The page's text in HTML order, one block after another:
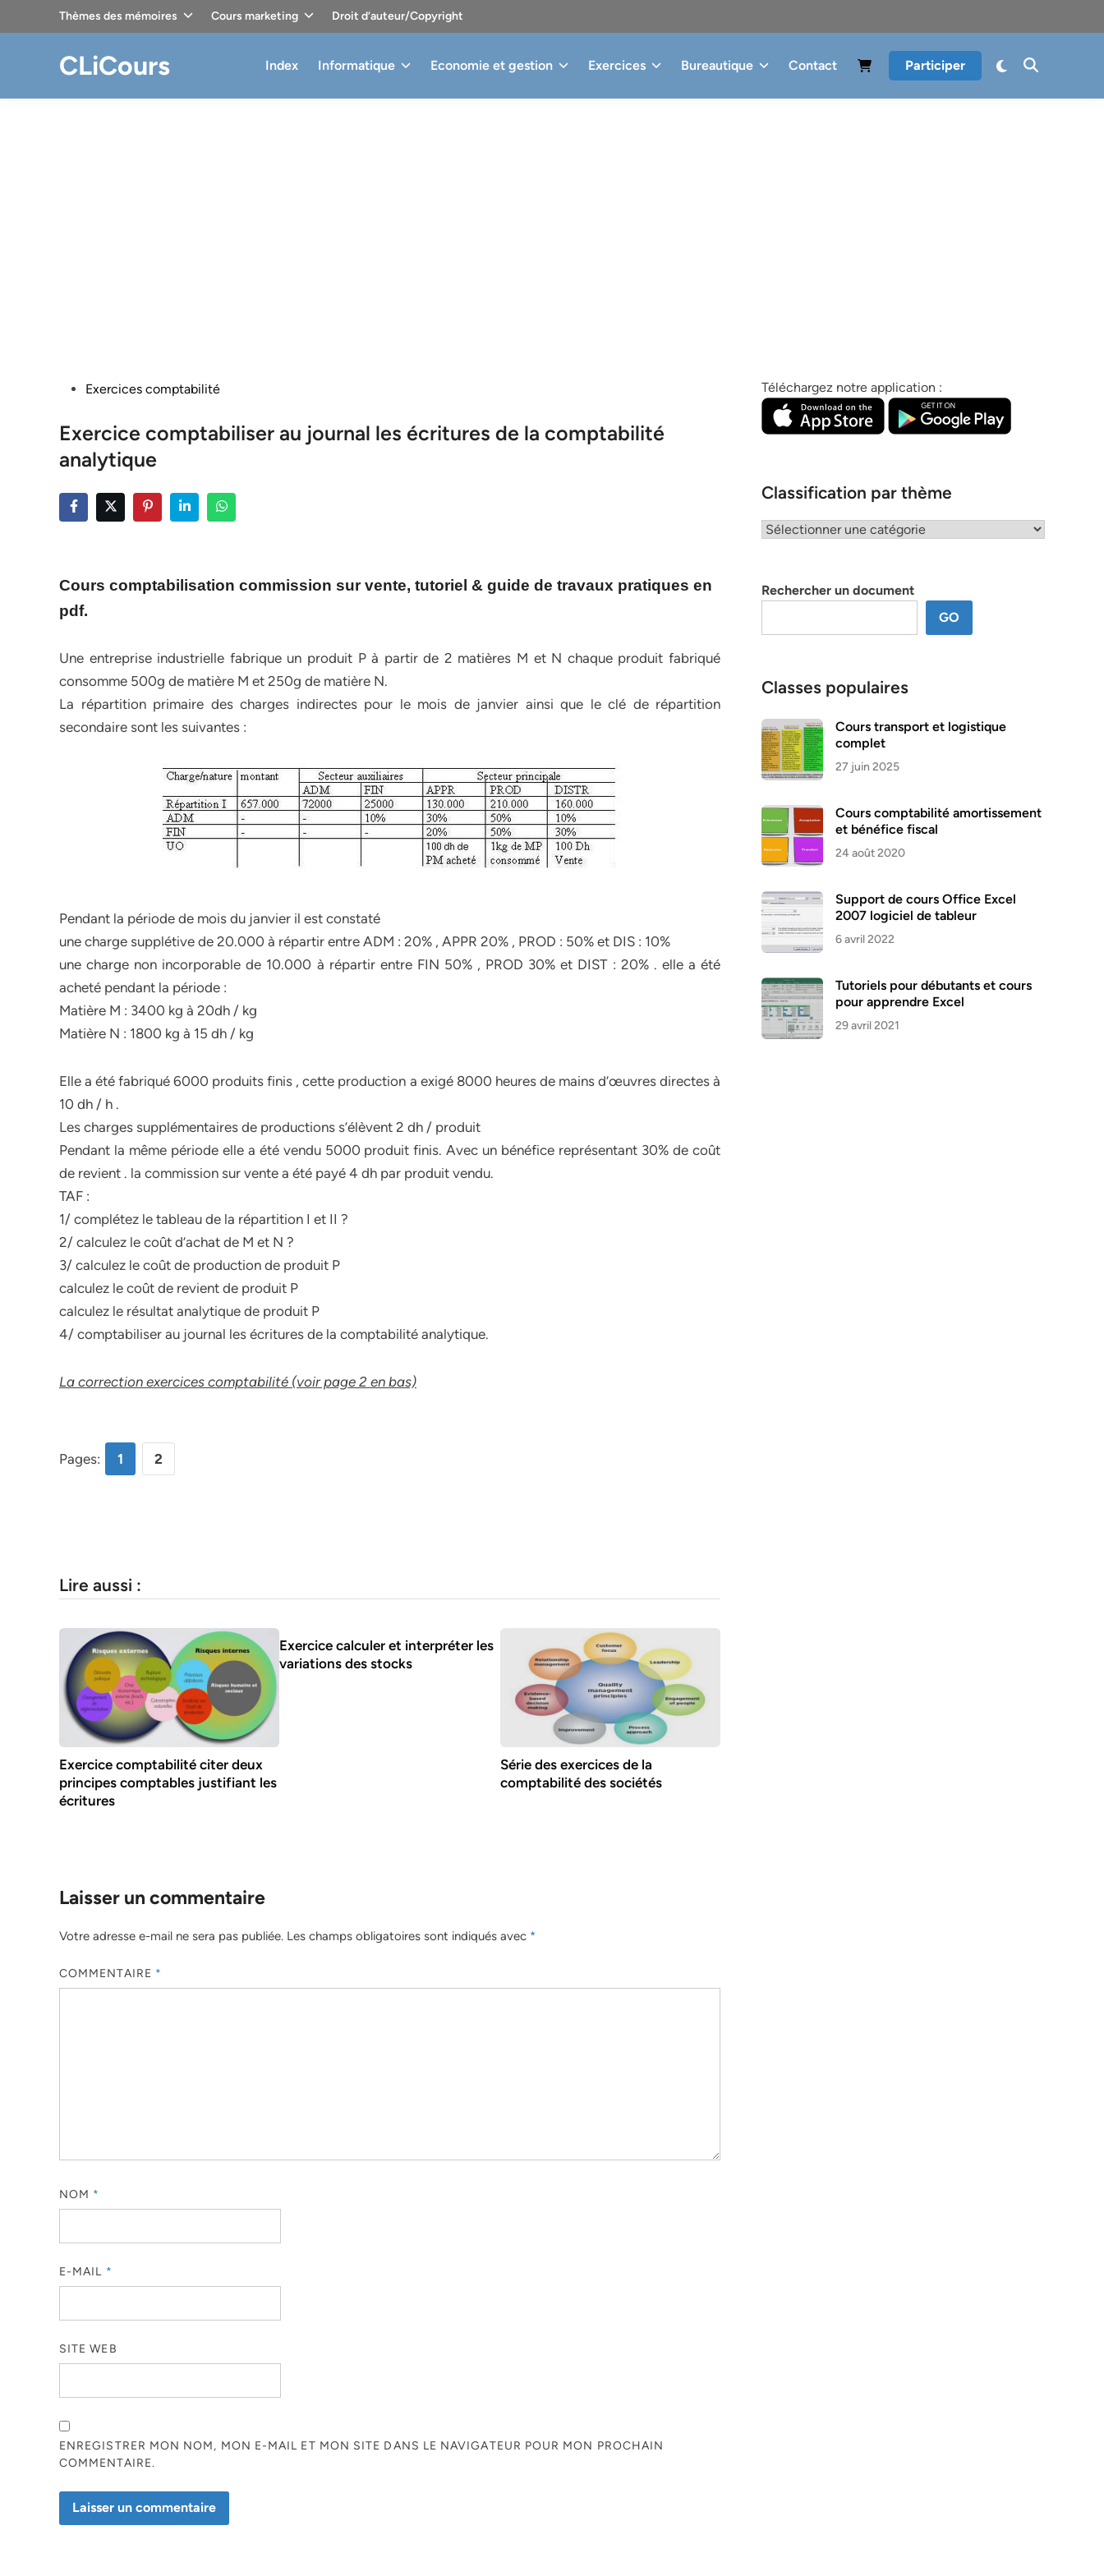
Thèmes des mémoires Cours marketing Droit d’auteur/Copyright
CLiCours Index Informatique Economie et gestion Exercices Bureautique Contact Participer
PostedExercices comptabilité
Exercice comptabiliser au journal les écritures de la comptabilité
analytique
Cours comptabilisation commission sur vente, tutoriel & guide de travaux pratiques en
pdf.
Une entreprise industrielle fabrique un produit P à partir de 2 matières M et N chaque produit fabriqué
consomme 500g de matière M et 250g de matière N.
La répartition primaire des charges indirectes pour le mois de janvier ainsi que le clé de répartition
secondaire sont les suivantes :
Pendant la période de mois du janvier il est constaté
une charge supplétive de 20.000 à répartir entre ADM : 20% , APPR 20% , PROD : 50% et DIS : 10%
une charge non incorporable de 10.000 à répartir entre FIN 50% , PROD 30% et DIST : 20% . elle a été
acheté pendant la période :
Matière M : 3400 kg à 20dh / kg
Matière N : 1800 kg à 15 dh / kg
Elle a été fabriqué 6000 produits finis , cette production a exigé 8000 heures de mains d’œuvres directes à
10 dh / h .
Les charges supplémentaires de productions s’élèvent 2 dh / produit
Pendant la même période elle a été vendu 5000 produit finis. Avec un bénéfice représentant 30% de coût
de revient . la commission sur vente a été payé 4 dh par produit vendu.
TAF :
1/ complétez le tableau de la répartition I et II ?
2/ calculez le coût d’achat de M et N ?
3/ calculez le coût de production de produit P
calculez le coût de revient de produit P
calculez le résultat analytique de produit P
4/ comptabiliser au journal les écritures de la comptabilité analytique.
La correction exercices comptabilité (voir page 2 en bas)
Pages: 1 2
Lire aussi :
Exercice comptabilité citer deux
principes comptables justifiant les
écritures
Exercice calculer et interpréter les
variations des stocks
Série des exercices de la
comptabilité des sociétés
Laisser un commentaire
Votre adresse e-mail ne sera pas publiée. Les champs obligatoires sont indiqués avec *
COMMENTAIRE *
NOM *
E-MAIL *
SITE WEB
ENREGISTRER MON NOM, MON E-MAIL ET MON SITE DANS LE NAVIGATEUR POUR MON PROCHAIN
COMMENTAIRE.
Téléchargez notre application :
Classification par thème
Classification
Rechercher un document
GO
Classes populaires
Cours transport et logistique
complet
27 juin 2025
Cours comptabilité amortissement
et bénéfice fiscal
24 août 2020
Support de cours Office Excel
2007 logiciel de tableur
6 avril 2022
Tutoriels pour débutants et cours
pour apprendre Excel
29 avril 2021